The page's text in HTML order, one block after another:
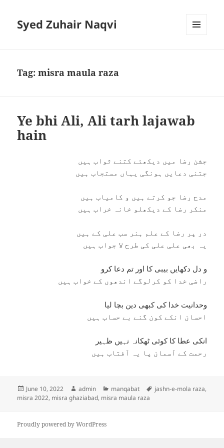
Syed Zuhair Naqvi
Tag:misra maula raza
Ye bhi Ali, Ali tarh lajawab
hain
جشن رضا میں دیکھئے کتنے ثواب ہیں
جتنی دعایں ہونگی یہاں مستجاب ہیں
مدح رضا جو کرتے ہیں و کامیاب ہیں
منکر رضا کے دیکھلو خانہ خراب ہیں
در پر رضا کے علم ہنر سب علی کے ہیں
یہ بھی علی علی کی طرح لا جواب ہیں
و دل دکھایں بیبی کا اور تم دعا کرو
راضی خدا کو کرلوگے اندھوں کے خواب ہیں
وحدانیت خدا کی کبھی دین بچا لیا
احسان انکے کون گنے بے حساب ہیں
انکی عطا کا کوئی ٹھکانہ نہیں ظہیر
رحمت کے آسمان پا یہ آفتاب ہیں
Posted
on
June 10, 2022 Author
admin Categories
manqabat Tags
jashn-e-mola raza,
misra 2022, misra ghaziabad, misra maula raza
Proudly powered by WordPress